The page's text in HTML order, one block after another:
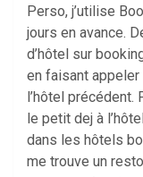
Perso, j’utilise
jours en avance.
d’hôtel sur
en faisant appeler
l’hôtel précédent.
le petit dej à
dans les hôtels
me trouve un